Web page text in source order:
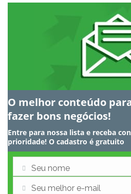
O melhor conteúdo
fazer bons negócios!
Entre para nossa lista e receba
prioridade! O cadastro é gratuito
NomeSeu nome
Seu melhor e-mail